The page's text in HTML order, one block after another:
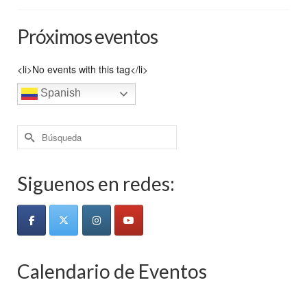
Próximos eventos
<li>No events with this tag</li>
Spanish
Buscar
por:
Siguenos en redes:
Calendario de Eventos